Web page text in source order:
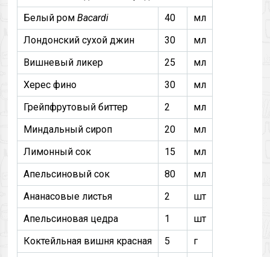
Белый ромBacardi 40
мл
Лондонский сухой джин
30
мл
Вишневый ликер
25
мл
Херес фино
30
мл
Грейпфрутовый биттер
2
мл
Миндальный сироп
20
мл
Лимонный сок
15
мл
Апельсиновый сок
80
мл
Ананасовые листья
2
шт
Апельсиновая цедра
1
шт
Коктейльная вишня красная
5
г